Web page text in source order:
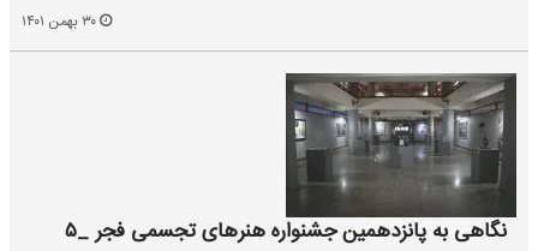
نگاهی به پانزدهمین جشنواره هنرهای تجسمی فجر _۵